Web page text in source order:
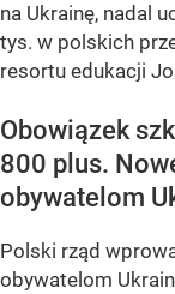
na Ukrainę, nadal
tys. w polskich
resortu edukacji
Obowiązek
800 plus.
obywatelom
Polski rząd
obywatelom